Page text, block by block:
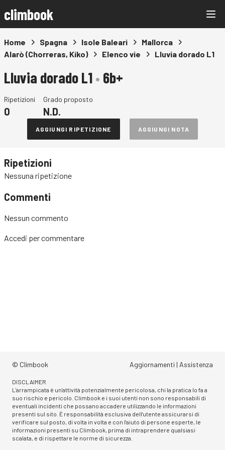
climbook
Home Spagna Isole Baleari
Mallorca
Alarò (Chorreras, Kiko)
Elenco vie Lluvia dorado L1
Lluvia dorado L1• 6b+
Ripetizioni
0
Grado proposto
N.D.
AGGIUNGI RIPETIZIONE AGGIUNGI NOTA
Ripetizioni
Nessuna ripetizione
Commenti
Nessun commento
Accedi per commentare
© Climbook Aggiornamenti | Assistenza
DISCLAIMER
L'arrampicata è un'attività potenzialmente pericolosa, chi la pratica lo fa a
suo rischio e pericolo. Climbook e i suoi utenti non sono responsabili di
eventuali incidenti che possano accadere utilizzando le informazioni
presenti sul sito. È responsabilità esclusiva dell'utente assicurarsi di
verificare sul posto, di volta in volta e con l'aiuto di persone esperte, le
informazioni presenti su Climbook, prima di intraprendere qualsiasi
scalata, e di rispettare le norme di sicurezza.